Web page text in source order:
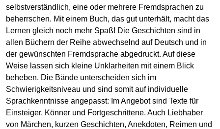
selbstverständlich, eine oder mehrere Fremdsprachen zu
beherrschen. Mit einem Buch, das gut unterhält, macht das
Lernen gleich noch mehr Spaß! Die Geschichten sind in
allen Büchern der Reihe abwechselnd auf Deutsch und in
der gewünschten Fremdsprache abgedruckt. Auf diese
Weise lassen sich kleine Unklarheiten mit einem Blick
beheben. Die Bände unterscheiden sich im
Schwierigkeitsniveau und sind somit auf individuelle
Sprachkenntnisse angepasst: Im Angebot sind Texte für
Einsteiger, Könner und Fortgeschrittene. Auch Liebhaber
von Märchen, kurzen Geschichten, Anekdoten, Reimen und